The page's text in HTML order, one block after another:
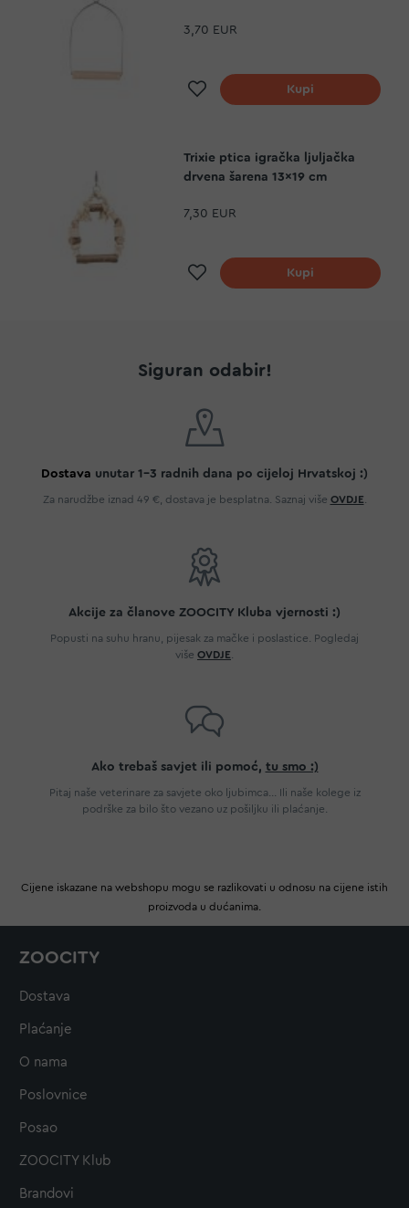
3,70 EUR
Dodaj na listu želja
Kupi
Trixie ptica igračka ljuljačka
drvena šarena 13x19 cm
7,30 EUR
Dodaj na listu želja
Kupi
Siguran odabir!
Dostava unutar 1-3 radnih dana po cijeloj Hrvatskoj :)
Za narudžbe iznad 49 €, dostava je besplatna. Saznaj više OVDJE
Akcije za članove ZOOCITY Kluba vjernosti :)
Popusti na suhu hranu, pijesak za mačke i poslastice. Pogledaj
više OVDJE
Ako trebaš savjet ili pomoć, tu smo :)
Pitaj naše veterinare za savjete oko ljubimca... Ili naše kolege iz
podrške za bilo što vezano uz pošiljku ili plaćanje.
Cijene iskazane na webshopu mogu se razlikovati u odnosu na cijene istih
proizvoda u dućanima.
ZOOCITY
Dostava
Plaćanje
O nama
Poslovnice
Posao
ZOOCITY Klub
Brandovi